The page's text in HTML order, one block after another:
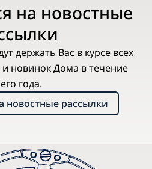
на новостные
держать Вас в курсе всех
новинок Дома в течение
года.
новостные рассылки